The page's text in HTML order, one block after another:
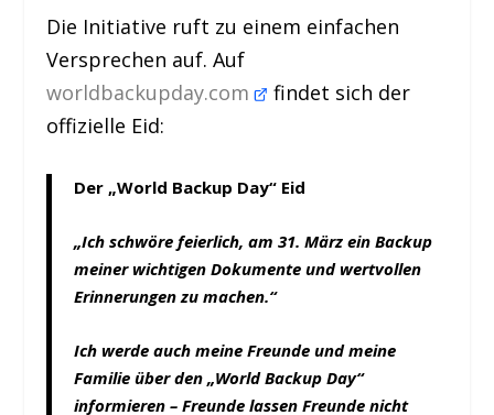
Die Initiative ruft zu einem einfachen
Versprechen auf. Auf
worldbackupday.com
findet sich der
offizielle Eid:
Der „World Backup Day“ Eid
„Ich schwöre feierlich, am 31. März ein Backup
meiner wichtigen Dokumente und wertvollen
Erinnerungen zu machen.“
Ich werde auch meine Freunde und meine
Familie über den „World Backup Day“
informieren – Freunde lassen Freunde nicht